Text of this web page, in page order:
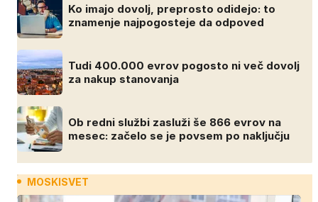
Ko imajo dovolj, preprosto odidejo: to
znamenje najpogosteje da odpoved
Tudi 400.000 evrov pogosto ni več dovolj
za nakup stanovanja
Ob redni službi zasluži še 866 evrov na
mesec: začelo se je povsem po naključju
MOSKISVET